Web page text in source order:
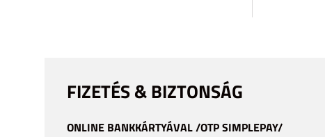
FIZETÉS & BIZTONSÁG
ONLINE BANKKÁRTYÁVAL /OTP SIMPLEPAY/